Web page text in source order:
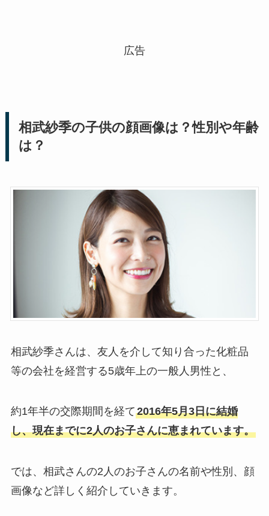
広告
相武紗季の子供の顔画像は？性別や年齢
は？
相武紗季さんは、友人を介して知り合った化粧品
等の会社を経営する5歳年上の一般人男性と、
約1年半の交際期間を経て2016年5月3日に結婚
し、現在までに2人のお子さんに恵まれています。
では、相武さんの2人のお子さんの名前や性別、顔
画像など詳しく紹介していきます。